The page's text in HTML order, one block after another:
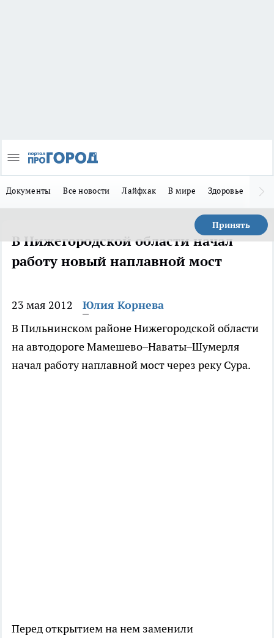
Документы Все новости Лайфхак В мире Здоровье
Принять
В Нижегородской области начал
работу новый наплавной мост
23 мая 2012
Юлия Корнева
В Пильнинском районе Нижегородской области
на автодороге Мамешево–Наваты–Шумерля
начал работу наплавной мост через реку Сура.
Перед открытием на нем заменили